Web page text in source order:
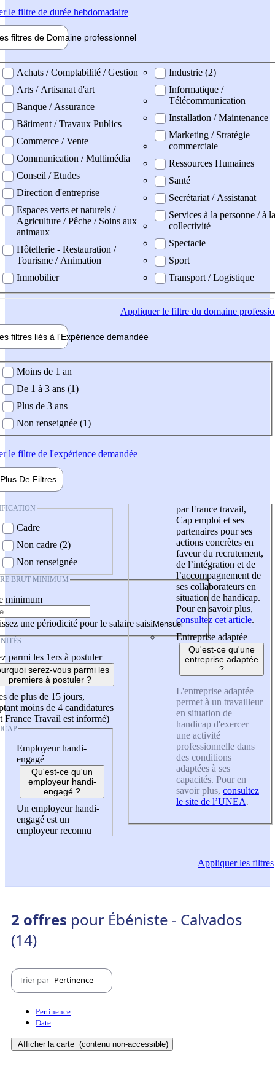
le filtre de durée hebdomadaire
filtres de Domaine professionnel
professionel
Achats / Comptabilité / Gestion
Arts / Artisanat d'art
Banque / Assurance
Bâtiment / Travaux Publics
Commerce / Vente
Communication / Multimédia
Conseil / Etudes
Direction d'entreprise
Espaces verts et naturels /
Agriculture / Pêche / Soins aux
animaux
Hôtellerie - Restauration /
Tourisme / Animation
Immobilier
Industrie (2)
Informatique /
Télécommunication
Installation / Maintenance
Marketing / Stratégie
commerciale
Ressources Humaines
Santé
Secrétariat / Assistanat
Services à la personne / à la
collectivité
Spectacle
Sport
Transport / Logistique
Appliquerle filtre du domaine
filtres liés à l'Expérience demandée
demandée
Moins de 1 an
De 1 à 3 ans (1)
Plus de 3 ans
Non renseignée (1)
le filtre de l'expérience demandée
Plus De Filtres
Cadre
Non cadre (2)
Non renseignée
BRUT MINIMUM
minimum
une périodicité pour le salaire saisi
parmi les 1ers à postuler
serez-vous parmi les
premiers à postuler ?
de plus de 15 jours,
moins de 4 candidatures
France Travail est informé)
Employeur handi-
engagé
Qu'est-ce qu'un
employeur handi-
engagé ?
Un employeur handi-
engagé est un
employeur reconnu
par France travail,
Cap emploi et ses
partenaires pour ses
actions concrètes en
faveur du recrutement,
de l’intégration et de
l’accompagnement de
ses collaborateurs en
situation de handicap.
Pour en savoir plus,
consultez cet article.
Entreprise adaptée
Qu'est-ce qu'une
entreprise adaptée
?
L'entreprise adaptée
permet à un travailleur
en situation de
handicap d'exercer
une activité
professionnelle dans
des conditions
adaptées à ses
capacités. Pour en
savoir plus, consultez
le site de l’UNEA.
Appliquerles filtres
2 offres pour Ébéniste - Calvados
(14)
Trier par Pertinence
Pertinence
Date
Afficher la carte (contenu non-accessible)